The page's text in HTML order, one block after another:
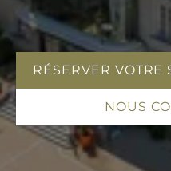
RÉSERVER VOTRE
NOUS